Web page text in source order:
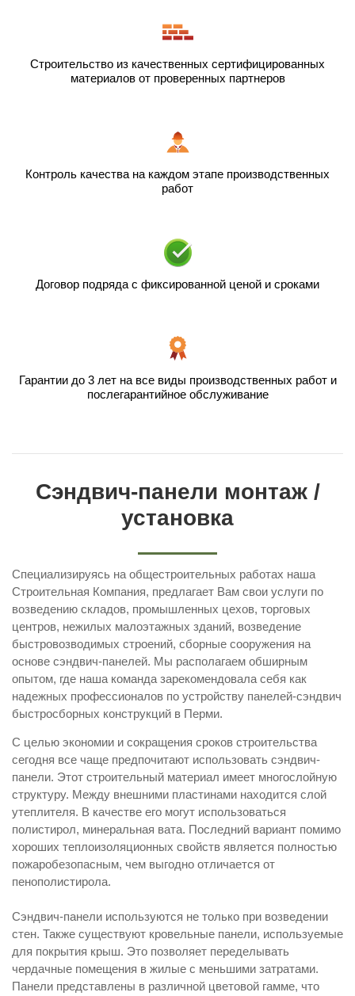
Строительство из качественных сертифицированных
материалов от проверенных партнеров
Контроль качества на каждом этапе производственных
работ
Договор подряда с фиксированной ценой и сроками
Гарантии до 3 лет на все виды производственных работ и
послегарантийное обслуживание
Сэндвич-панели монтаж /
установка
Специализируясь на общестроительных работах наша
Строительная Компания, предлагает Вам свои услуги по
возведению складов, промышленных цехов, торговых
центров, нежилых малоэтажных зданий, возведение
быстровозводимых строений, сборные сооружения на
основе сэндвич-панелей. Мы располагаем обширным
опытом, где наша команда зарекомендовала себя как
надежных профессионалов по устройству панелей-сэндвич
быстросборных конструкций в Перми.
С целью экономии и сокращения сроков строительства
сегодня все чаще предпочитают использовать сэндвич-
панели. Этот строительный материал имеет многослойную
структуру. Между внешними пластинами находится слой
утеплителя. В качестве его могут использоваться
полистирол, минеральная вата. Последний вариант помимо
хороших теплоизоляционных свойств является полностью
пожаробезопасным, чем выгодно отличается от
пенополистирола.
Сэндвич-панели используются не только при возведении
стен. Также существуют кровельные панели, используемые
для покрытия крыш. Это позволяет переделывать
чердачные помещения в жилые с меньшими затратами.
Панели представлены в различной цветовой гамме, что